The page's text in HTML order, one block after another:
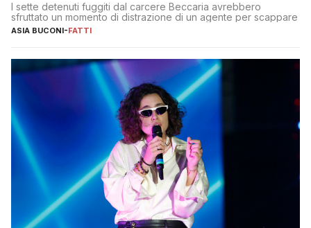
I sette detenuti fuggiti dal carcere Beccaria avrebbero
sfruttato un momento di distrazione di un agente per scappare
ASIA BUCONI-FATTI